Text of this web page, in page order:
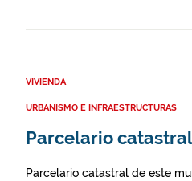
VIVIENDA
URBANISMO E INFRAESTRUCTURAS
Parcelario
Parcelario catastral de este